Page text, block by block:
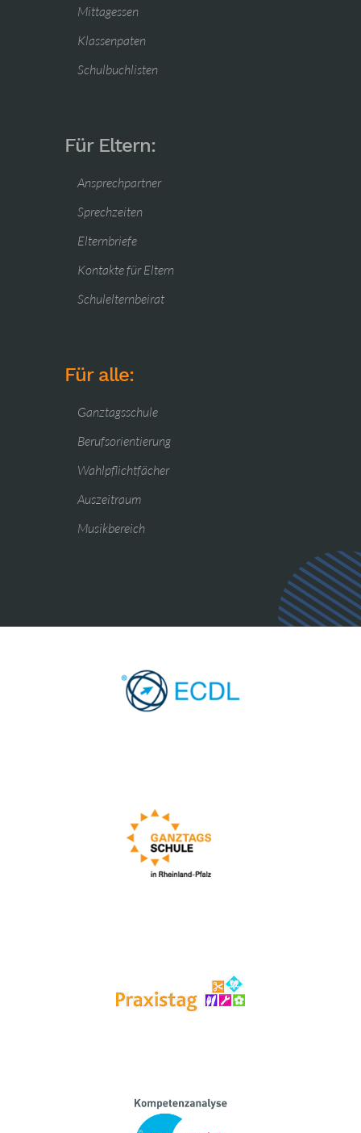
Mittagessen
Klassenpaten
Schulbuchlisten
Für Eltern:
Ansprechpartner
Sprechzeiten
Elternbriefe
Kontakte für Eltern
Schulelternbeirat
Für alle:
Ganztagsschule
Berufsorientierung
Wahlpflichtfächer
Auszeitraum
Musikbereich